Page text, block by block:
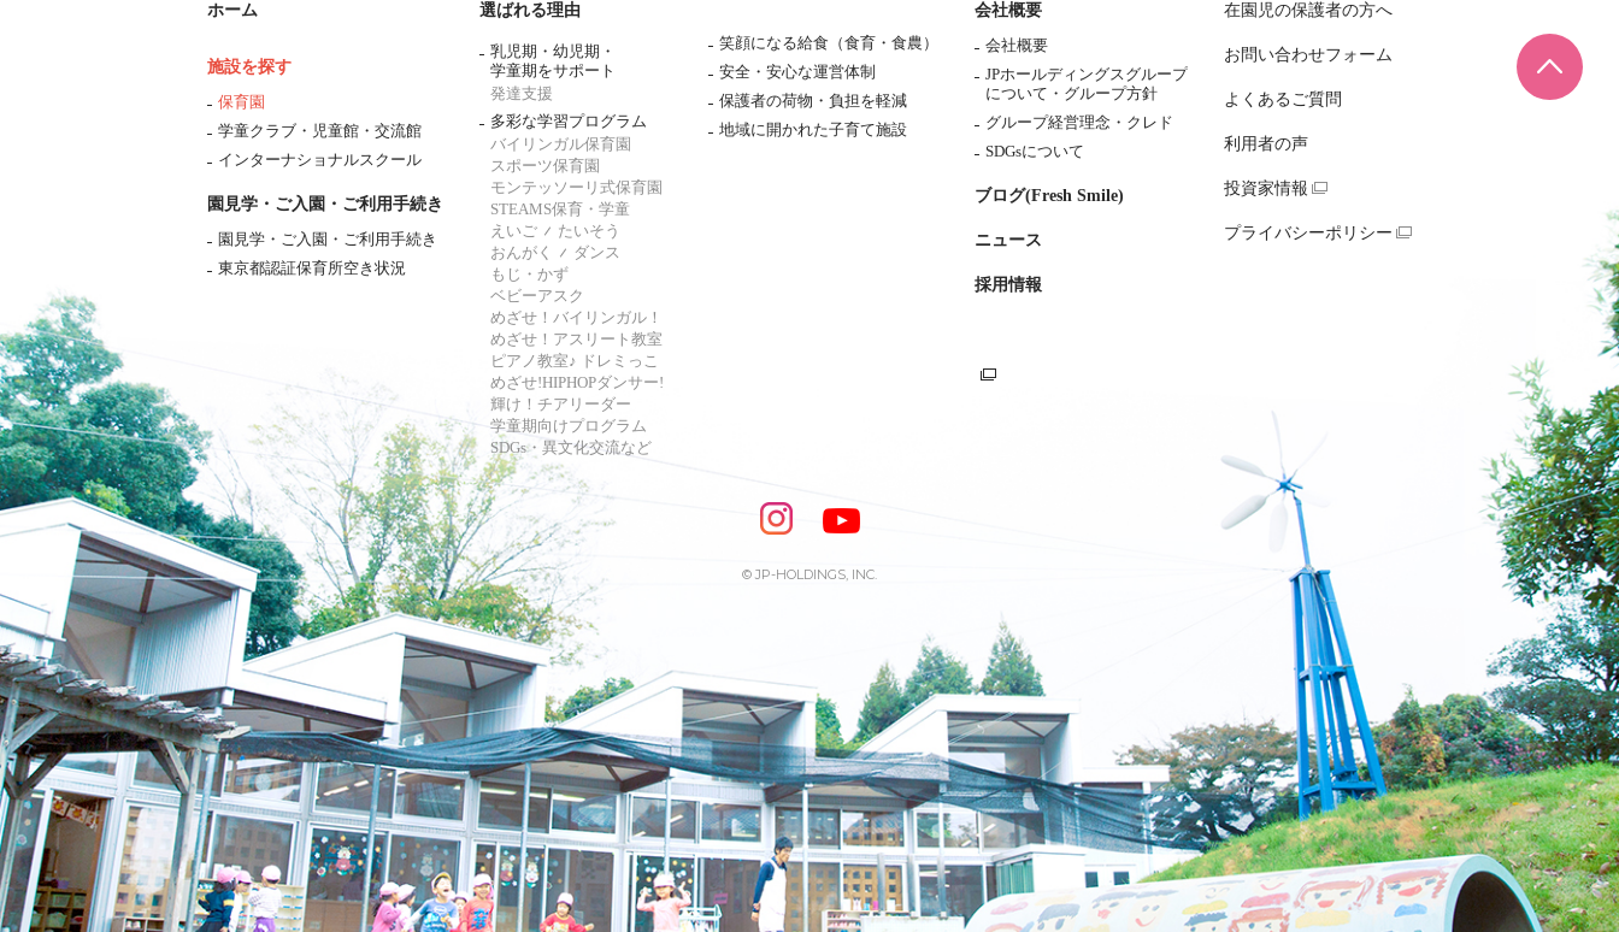
ページ
ホーム
施設を探す
保育園
学童クラブ・児童館・交流館
インターナショナルスクール
園見学・ご入園・ご利用手続き
園見学・ご入園・ご利用手続き
東京都認証保育所空き状況
選ばれる理由
乳児期・幼児期・
学童期をサポート
発達支援
多彩な学習プログラム
バイリンガル保育園
スポーツ保育園
モンテッソーリ式保育園
STEAMS保育・学童
えいご
たいそう
おんがく
ダンス
もじ・かず
ベビーアスク
めざせ！バイリンガル！
めざせ！アスリート教室
ピアノ教室♪ ドレミっこ
めざせ!HIPHOPダンサー!
輝け！チアリーダー
学童期向けプログラム
SDGs・異文化交流など
笑顔になる給食（食育・食農）
安全・安心な運営体制
保護者の荷物・負担を軽減
地域に開かれた子育て施設
会社概要
会社概要
JPホールディングスグループ
について・ グループ方針
グループ経営理念・クレド
SDGsについて
ブログ(Fresh Smile)
ニュース
採用情報
在園児の保護者の方へ
お問い合わせフォーム
よくあるご質問
利用者の声
投資家情報
プライバシーポリシー
© JP-HOLDINGS, INC.